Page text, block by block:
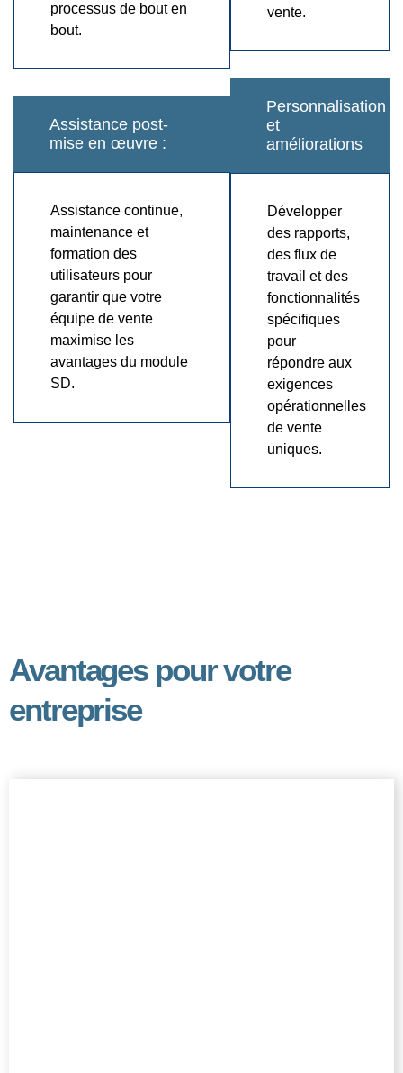
processus de bout en
bout.
Assistance post-
mise en œuvre :
Assistance continue,
maintenance et
formation des
utilisateurs pour
garantir que votre
équipe de vente
maximise les
avantages du module
SD.
vente.
Personnalisation
et
améliorations
Développer
des rapports,
des flux de
travail et des
fonctionnalités
spécifiques
pour
répondre aux
exigences
opérationnelles
de vente
uniques.
Avantages pour votre
entreprise